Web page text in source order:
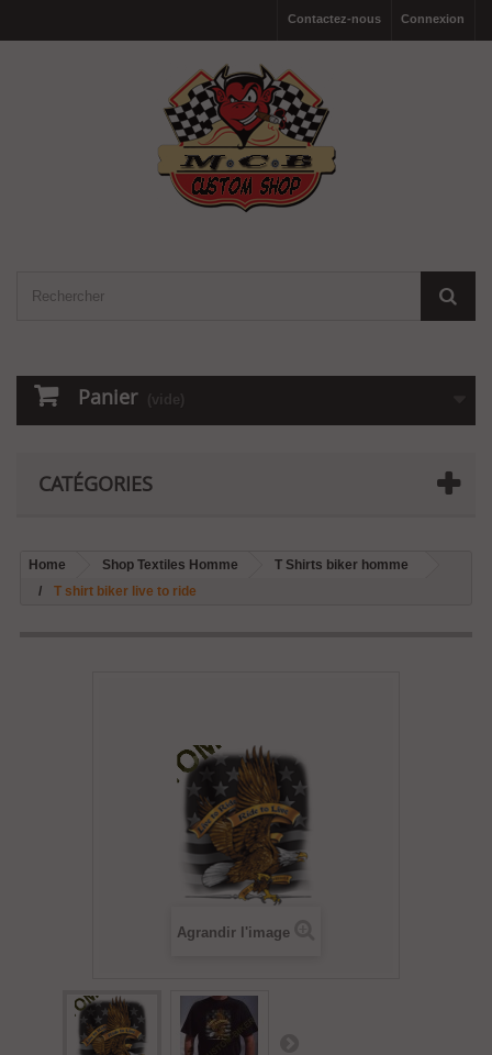
Connexion
Contactez-nous
Panier (vide)
CATÉGORIES
Home Shop Textiles Homme
T Shirts biker homme
T shirt biker live to ride
Agrandir l'image